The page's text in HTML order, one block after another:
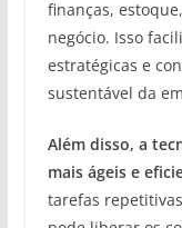
finanças,
negócio. Isso
estratégicas e
sustentável da
Além disso, a
mais ágeis e
tarefas